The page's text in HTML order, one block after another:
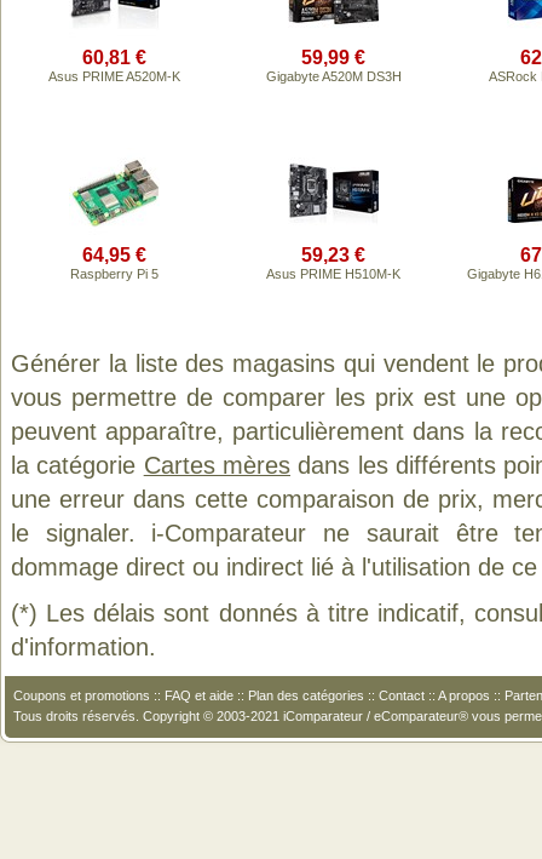
60,81 €
Asus PRIME A520M-K
59,99 €
Gigabyte A520M DS3H ASRock
64,95 €
Raspberry Pi 5
59,23 €
Asus PRIME H510M-K Gigabyte
Générer la liste des magasins qui vendent le
vous permettre de comparer les prix est une
peuvent apparaître, particulièrement dans la
la catégorie Cartes mères dans les différents
une erreur dans cette comparaison de prix,
le signaler. i-Comparateur ne saurait être
dommage direct ou indirect lié à l'utilisation de
(*) Les délais sont donnés à titre indicatif,
d'information.
Coupons et promotions :: FAQ et aide :: Plan des catégories :: Contact :: A propos ::
Tous droits réservés. Copyright © 2003-2021 iComparateur / eComparateur® vous